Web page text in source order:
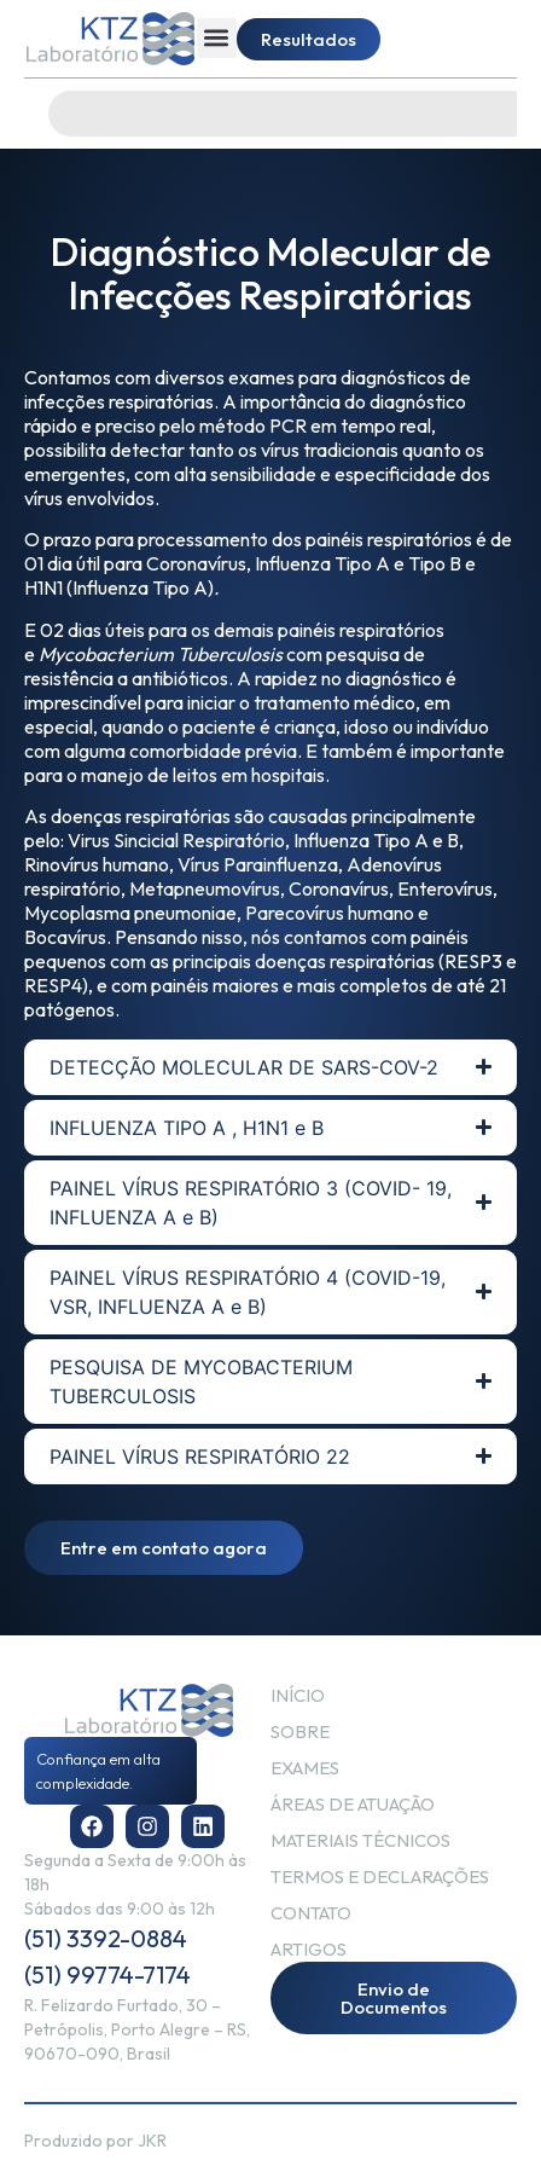
Resultados
Diagnóstico Molecular de
Infecções Respiratórias
Contamos com diversos exames para diagnósticos de
infecções respiratórias. A importância do diagnóstico
rápido e preciso pelo método PCR em tempo real,
possibilita detectar tanto os vírus tradicionais quanto os
emergentes, com alta sensibilidade e especificidade dos
vírus envolvidos.
O prazo para processamento dos painéis respiratórios é de
01 dia útil para Coronavírus, Influenza Tipo A e Tipo B e
H1N1 (Influenza Tipo A).
E 02 dias úteis para os demais painéis respiratórios
e Mycobacterium Tuberculosiscom pesquisa de
resistência a antibióticos. A rapidez no diagnóstico é
imprescindível para iniciar o tratamento médico, em
especial, quando o paciente é criança, idoso ou indivíduo
com alguma comorbidade prévia. E também é importante
para o manejo de leitos em hospitais.
As doenças respiratórias são causadas principalmente
pelo: Virus Sincicial Respiratório, Influenza Tipo A e B,
Rinovírus humano, Vírus Parainfluenza, Adenovírus
respiratório, Metapneumovírus, Coronavírus, Enterovírus,
Mycoplasma pneumoniae, Parecovírus humano e
Bocavírus. Pensando nisso, nós contamos com painéis
pequenos com as principais doenças respiratórias (RESP3 e
RESP4), e com painéis maiores e mais completos de até 21
patógenos.
DETECÇÃO MOLECULAR DE SARS-COV-2
INFLUENZA TIPO A , H1N1 e B
PAINEL VÍRUS RESPIRATÓRIO 3 (COVID- 19,
INFLUENZA A e B)
PAINEL VÍRUS RESPIRATÓRIO 4 (COVID-19,
VSR, INFLUENZA A e B)
PESQUISA DE MYCOBACTERIUM
TUBERCULOSIS
PAINEL VÍRUS RESPIRATÓRIO 22
Entre em contato agora
Confiança em alta
complexidade.
Segunda a Sexta de 9:00h às
18h
Sábados das 9:00 às 12h
(51) 3392-0884
(51) 99774-7174
R. Felizardo Furtado, 30 –
Petrópolis, Porto Alegre – RS,
90670-090, Brasil
INÍCIO
SOBRE
EXAMES
ÁREAS DE ATUAÇÃO
MATERIAIS TÉCNICOS
TERMOS E DECLARAÇÕES
CONTATO
ARTIGOS
Envio de
Documentos
Produzido por JKR